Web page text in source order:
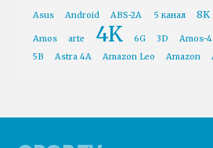
Asus Android ABS-2A 5 канал 8K
Amos arte 4K 6G 3D Amos-4
5B
Astra 4A Amazon Leo Amazon